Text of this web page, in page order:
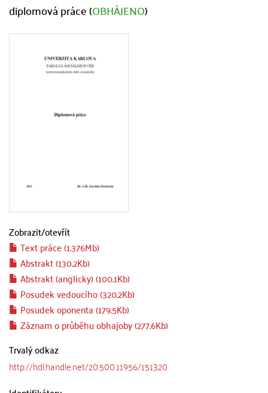
diplomová práce (OBHÁJENO)
Zobrazit/otevřít
Text práce (1.376Mb)
Abstrakt (130.2Kb)
Abstrakt (anglicky) (100.1Kb)
Posudek vedoucího (320.2Kb)
Posudek oponenta (179.5Kb)
Záznam o průběhu obhajoby (277.6Kb)
Trvalý odkaz
http://hdl.handle.net/20.500.11956/151320